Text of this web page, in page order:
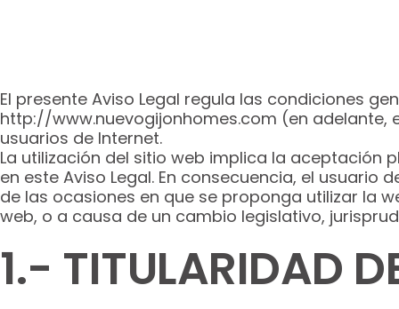
El presente Aviso Legal regula las condiciones
http://www.nuevogijonhomes.com (en adelante, el
usuarios de Internet.
La utilización del sitio web implica la aceptación
en este Aviso Legal. En consecuencia, el
de las ocasiones en que se proponga utilizar la
web, o a causa de un cambio legislativo,
1.- TITULARIDAD